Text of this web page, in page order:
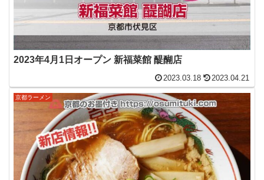
2023年4月1日オープン 新福菜館 醍醐店
2023.03.18 2023.04.21
京都ラーメン